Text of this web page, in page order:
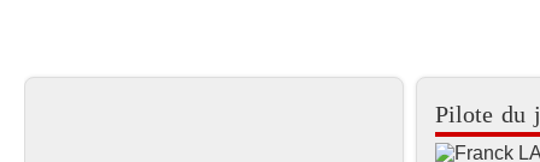
Pilote du